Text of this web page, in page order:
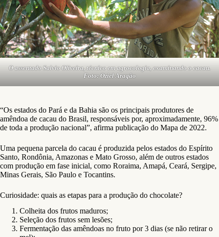
O assentado Salvio Oliveira, técnico em agrocologia, examinando o cacau.
Foto: Oziel Aragão
“Os estados do Pará e da Bahia são os principais produtores de
amêndoa de cacau do Brasil, responsáveis por, aproximadamente, 96%
de toda a produção nacional”, afirma publicação do Mapa de 2022.
Uma pequena parcela do cacau é produzida pelos estados do Espírito
Santo, Rondônia, Amazonas e Mato Grosso, além de outros estados
com produção em fase inicial, como Roraima, Amapá, Ceará, Sergipe,
Minas Gerais, São Paulo e Tocantins.
Curiosidade: quais as etapas para a produção do chocolate?
Colheita dos frutos maduros;
Seleção dos frutos sem lesões;
Fermentação das amêndoas no fruto por 3 dias (se não retirar o